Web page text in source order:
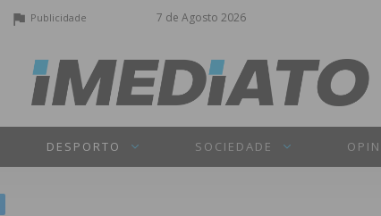
7 de Agosto 2026
Publicidade
DESPORTO SOCIEDADE